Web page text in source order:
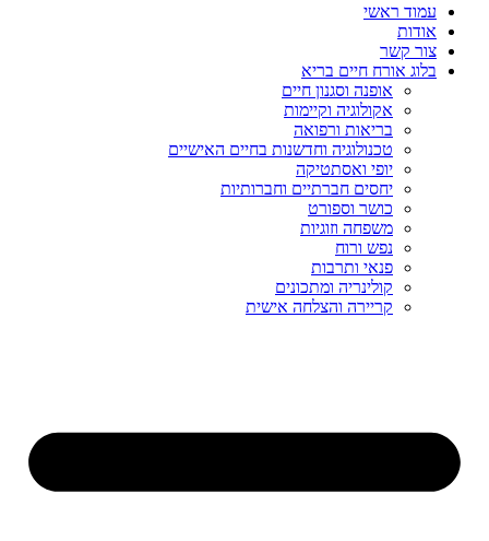
עמוד ראשי
אודות
צור קשר
בלוג אורח חיים בריא
אופנה וסגנון חיים
אקולוגיה וקיימות
בריאות ורפואה
טכנולוגיה וחדשנות בחיים האישיים
יופי ואסתטיקה
יחסים חברתיים וחברותיות
כושר וספורט
משפחה וזוגיות
נפש ורוח
פנאי ותרבות
קולינריה ומתכונים
קריירה והצלחה אישית